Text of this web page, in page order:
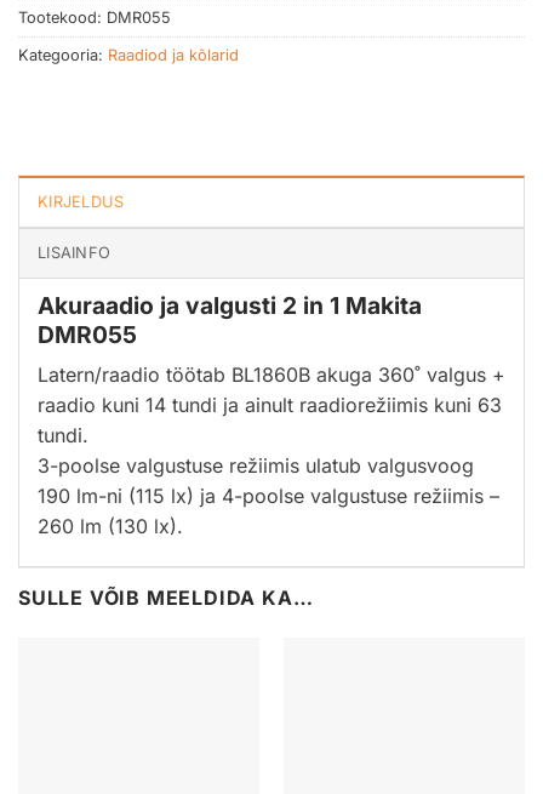
Tootekood: DMR055
Kategooria: Raadiod ja kõlarid
KIRJELDUS
LISAINFO
Akuraadio ja valgusti 2 in 1 Makita
DMR055
Latern/raadio töötab BL1860B akuga 360˚ valgus +
raadio kuni 14 tundi ja ainult raadiorežiimis kuni 63
tundi.
3-poolse valgustuse režiimis ulatub valgusvoog
190 lm-ni (115 lx) ja 4-poolse valgustuse režiimis –
260 lm (130 lx).
SULLE VÕIB MEELDIDA KA…